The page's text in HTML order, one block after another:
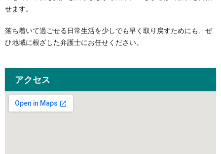
せます。
落ち着いて過ごせる日常生活を少しでも早く取り戻すためにも、ぜ
ひ地域に根ざした弁護士にお任せください。
アクセス